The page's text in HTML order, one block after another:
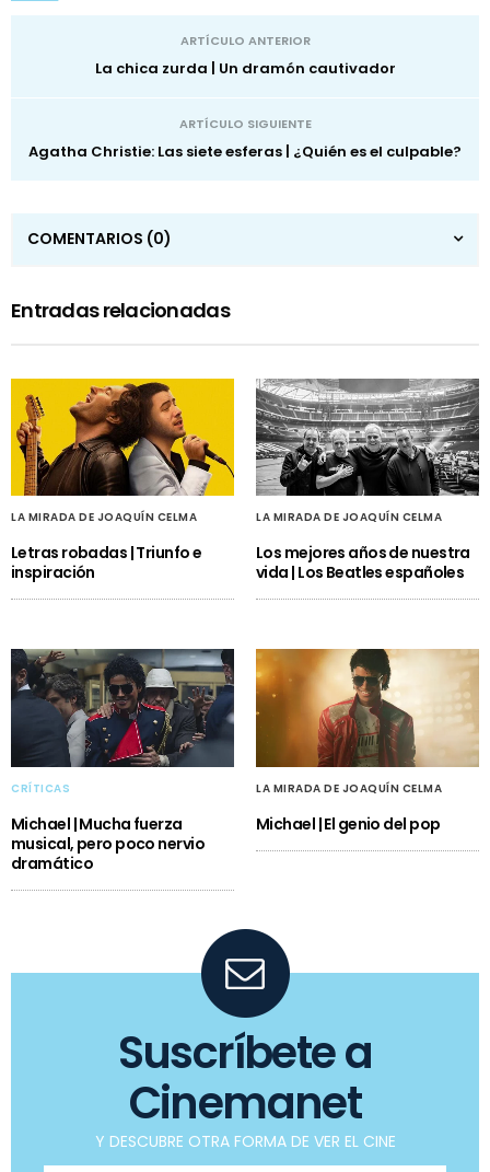
ARTÍCULO ANTERIOR
La chica zurda | Un dramón cautivador
ARTÍCULO SIGUIENTE
Agatha Christie: Las siete esferas | ¿Quién es el culpable?
COMENTARIOS (0)
Entradas relacionadas
LA MIRADA DE JOAQUÍN CELMA
Letras robadas | Triunfo e
inspiración
LA MIRADA DE JOAQUÍN CELMA
Los mejores años de nuestra
vida | Los Beatles españoles
CRÍTICAS
Michael | Mucha fuerza
musical, pero poco nervio
dramático
LA MIRADA DE JOAQUÍN CELMA
Michael | El genio del pop
Suscríbete a
Cinemanet
Y DESCUBRE OTRA FORMA DE VER EL CINE